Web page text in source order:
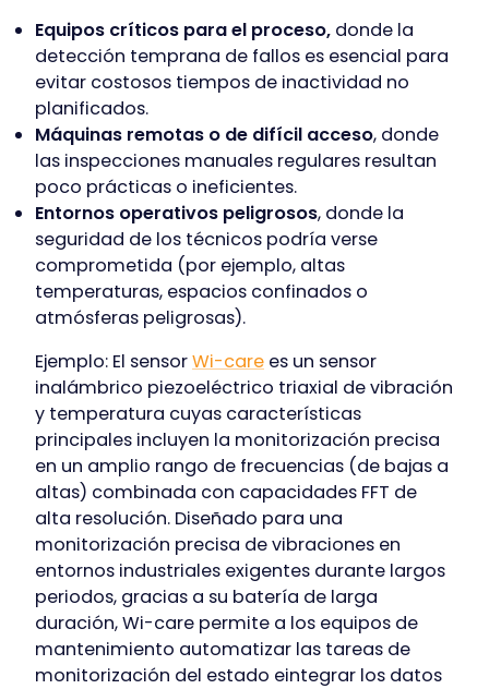
Equipos críticos para el proceso, donde la
detección temprana de fallos es esencial para
evitar costosos tiempos de inactividad no
planificados.
Máquinas remotas o de difícil acceso, donde
las inspecciones manuales regulares resultan
poco prácticas o ineficientes.
Entornos operativos peligrosos, donde la
seguridad de los técnicos podría verse
comprometida (por ejemplo, altas
temperaturas, espacios confinados o
atmósferas peligrosas).
Ejemplo: El sensorWi-care es un sensor
inalámbrico piezoeléctrico triaxial de vibración
y temperatura cuyas características
principales incluyen la monitorización precisa
en un amplio rango de frecuencias (de bajas a
altas) combinada con capacidades FFT de
alta resolución. Diseñado para una
monitorización precisa de vibraciones en
entornos industriales exigentes durante largos
periodos, gracias a su batería de larga
duración, Wi-care permite a los equipos de
mantenimiento automatizar las tareas de
monitorización del estado eintegrar los datos